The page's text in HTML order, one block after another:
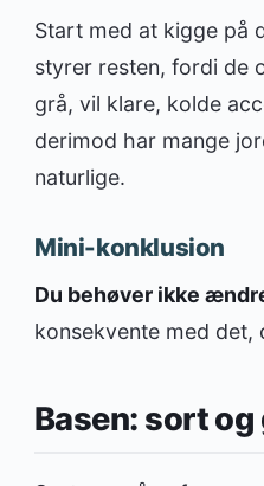
Start med at kigge på
styrer resten, fordi de
grå, vil klare, kolde
derimod har mange
naturlige.
Mini-konklusion
Du behøver ikke
konsekvente med det,
Basen: sort